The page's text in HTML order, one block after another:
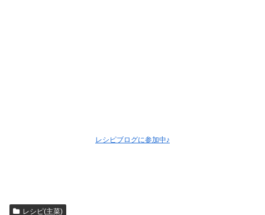
レシピブログに参加中♪
レシピ(主菜)